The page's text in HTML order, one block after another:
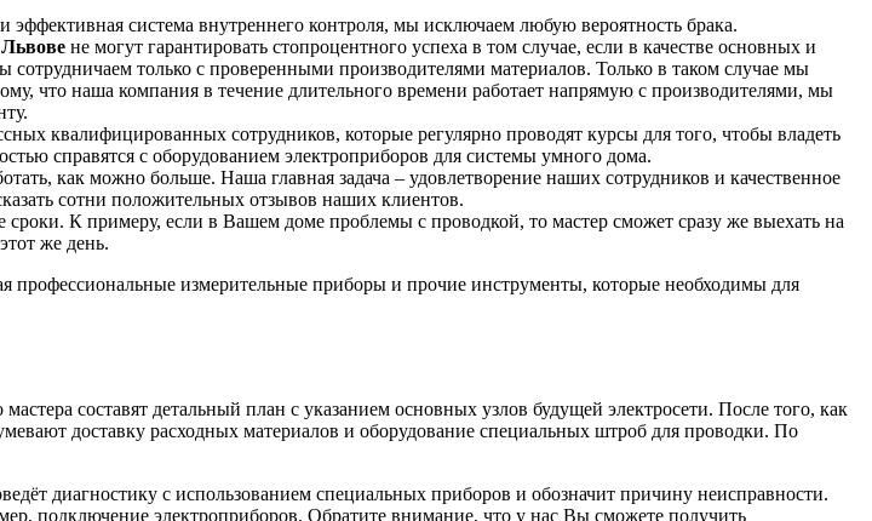
эффективная система внутреннего контроля, мы исключаем любую вероятность брака.
Львове не могут гарантировать стопроцентного успеха в том случае, если в качестве основных и
только с проверенными производителями материалов. Только в таком случае мы
что наша компания в течение длительного времени работает напрямую с производителями, мы
квалифицированных сотрудников, которые регулярно проводят курсы для того, чтобы владеть
справятся с оборудованием электроприборов для системы умного дома.
как можно больше. Наша главная задача – удовлетворение наших сотрудников и качественное
сотни положительных отзывов наших клиентов.
К примеру, если в Вашем доме проблемы с проводкой, то мастер сможет сразу же выехать на
же день.
профессиональные измерительные приборы и прочие инструменты, которые необходимы для
составят детальный план с указанием основных узлов будущей электросети. После того, как
доставку расходных материалов и оборудование специальных штроб для проводки. По
диагностику с использованием специальных приборов и обозначит причину неисправности.
подключение электроприборов. Обратите внимание, что у нас Вы сможете получить